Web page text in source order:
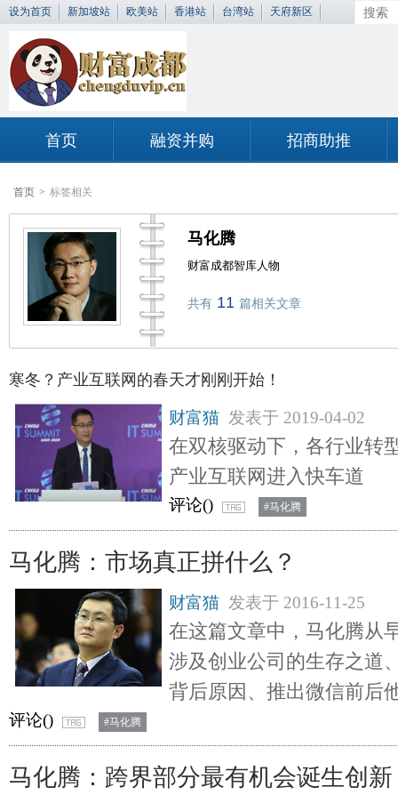
设为首页 新加坡站 欧美站 香港站 台湾站 天府新区
首页 融资并购 招商助推
首页 > 标签相关
马化腾
财富成都智库人物
共有 11 篇相关文章
寒冬？产业互联网的春天才刚刚开始！
财富猫 发表于 2019-04-02
在双核驱动下，各行业转
产业互联网进入快车道
评论() #马化腾
马化腾：市场真正拼什么？
财富猫 发表于 2016-11-25
在这篇文章中，马化腾从
涉及创业公司的生存之道
背后原因、推出微信前后
评论() #马化腾
马化腾：跨界部分最有机会诞生创新